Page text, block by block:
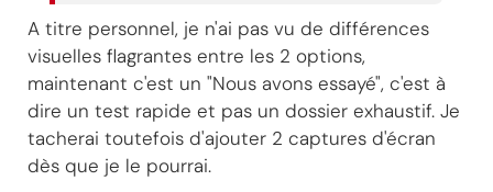
A titre personnel, je n'ai pas vu de différences
visuelles flagrantes entre les 2 options,
maintenant c'est un "Nous avons essayé", c'est à
dire un test rapide et pas un dossier exhaustif. Je
tacherai toutefois d'ajouter 2 captures d'écran
dès que je le pourrai.